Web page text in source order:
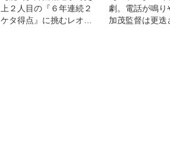
上２人目の『６年連続２
ケタ得点』に挑むレオ・
劇。電話が鳴り
加茂監督は更迭